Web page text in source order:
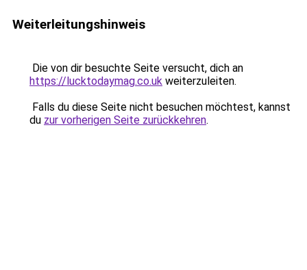
Weiterleitungshinweis
Die von dir besuchte Seite versucht, dich an
https://lucktodaymag.co.uk weiterzuleiten.
Falls du diese Seite nicht besuchen möchtest, kannst
du zur vorherigen Seite zurückkehren.